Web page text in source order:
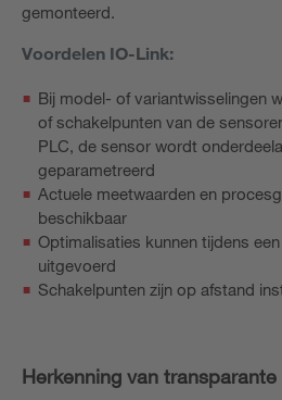
gemonteerd.
Voordelen IO-Link:
Bij model- of variantwisselingen
of schakelpunten van de
PLC, de sensor wordt
geparametreerd
Actuele meetwaarden en
beschikbaar
Optimalisaties kunnen tijdens
uitgevoerd
Schakelpunten zijn op afstand
Herkenning van